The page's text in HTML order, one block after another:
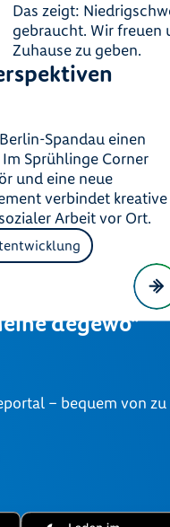
Das zeigt:
gebraucht. Wir freuen
Zuhause zu geben.
Spandau einen
Sprühlinge Corner
und eine neue
verbindet kreative
Arbeit vor Ort.
degewo"
– bequem von